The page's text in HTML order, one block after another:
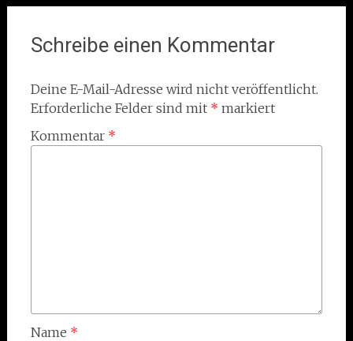
navigation
Schreibe einen Kommentar
Deine E-Mail-Adresse wird nicht veröffentlicht.
Erforderliche Felder sind mit * markiert
Kommentar *
Name *